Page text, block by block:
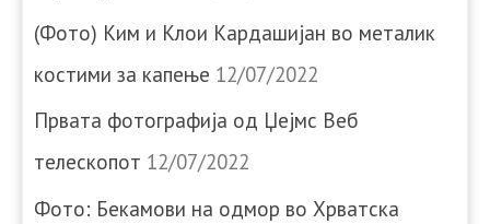
(Фото) Ким и Клои Кардашијан во металик
костими за капење 12/07/2022
Првата фотографија од Џејмс Веб
телескопот 12/07/2022
Фото: Бекамови на одмор во Хрватска